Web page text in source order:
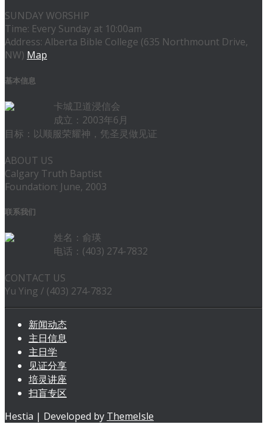
SUNDAY WORSHIP
Time: Every Sunday at 10:00am
Address: Alberta Bible College (635 Northmount Drive,
NW) Map
基本信息
卡城卫道浸信会
成立：2003年6月
目标：以顺服荣耀神，凭圣灵做见证
ABOUT US
Calgary Truth Baptist
Foundation: June, 2003
联系我们
姓名：俞瑛
电话：(403) 274-7832
CONTACT US
Yu Ying / (403) 274-7832
新闻动态
主日信息
主日学
见证分享
培灵讲座
扫盲专区
Hestia | Developed by ThemeIsle